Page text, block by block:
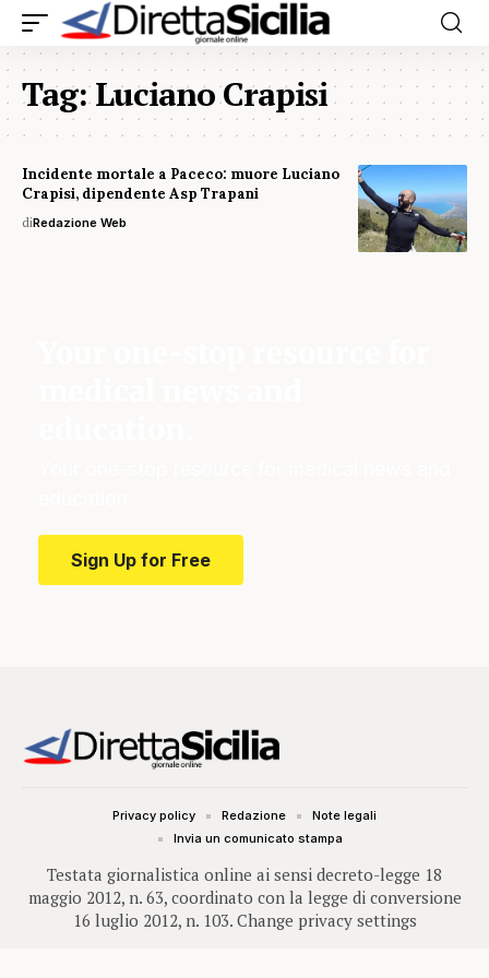
Tag:Luciano Crapisi
Incidente mortale a Paceco: muore Luciano
Crapisi, dipendente Asp Trapani
diRedazione Web
Sign Up for Free
Testata giornalistica online ai sensi decreto-legge 18
maggio 2012, n. 63, coordinato con la legge di conversione
16 luglio 2012, n. 103. Change privacy settings
Privacy policy Redazione
Note legali
Invia un comunicato stampa